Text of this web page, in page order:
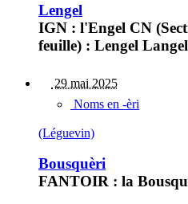
Lengel
IGN : l'Engel CN
feuille) : Lengel
29 mai 2025
Noms en -èri
(Léguevin)
Bousquèri
FANTOIR : la